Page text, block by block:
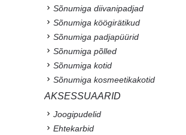
Sõnumiga diivanipadjad
Sõnumiga köögirätikud
Sõnumiga padjapüürid
Sõnumiga põlled
Sõnumiga kotid
Sõnumiga kosmeetikakotid
AKSESSUAARID
Joogipudelid
Ehtekarbid